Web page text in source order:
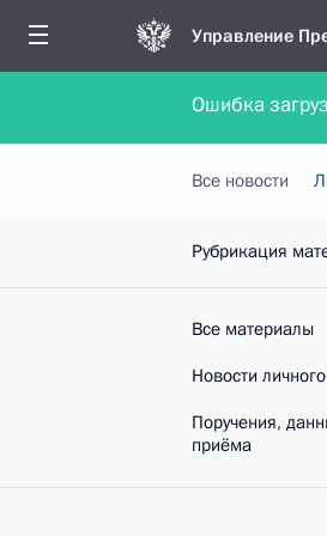
Управление
Обратиться в
Все новости
Рубрикация
Все материалы
Новости
Поручения,
приёма
Ошибка